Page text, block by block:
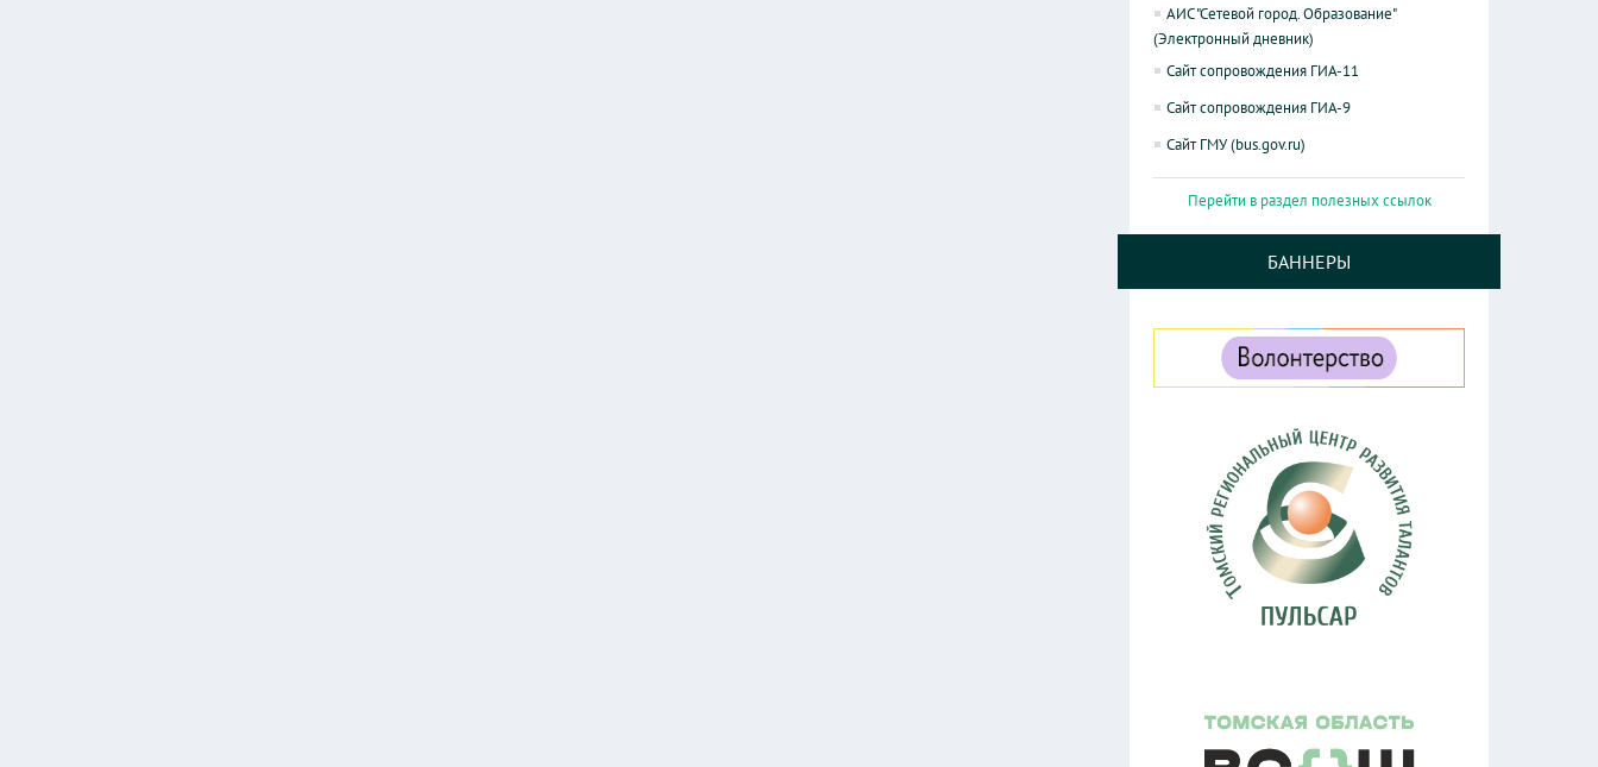
АИС "Сетевой город. Образование"
(Электронный дневник)
Сайт сопровождения ГИА-11
Сайт сопровождения ГИА-9
Сайт ГМУ (bus.gov.ru)
Перейти в раздел полезных ссылок
БАННЕРЫ